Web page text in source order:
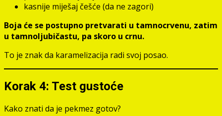
kasnije miješaj češće (da ne zagori)
Boja će se postupno pretvarati u tamnocrvenu, zatim
u tamnoljubičastu, pa skoro u crnu.
To je znak da karamelizacija radi svoj posao.
Korak 4: Test gustoće
Kako znati da je pekmez gotov?